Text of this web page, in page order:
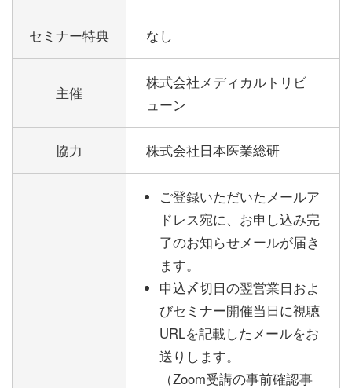
セミナー特典 なし
主催
株式会社メディカルトリビ
ューン
協力 株式会社日本医業総研
ご登録いただいたメールア
ドレス宛に、お申し込み完
了のお知らせメールが届き
ます。
申込〆切日の翌営業日およ
びセミナー開催当日に視聴
URLを記載したメールをお
送りします。
（Zoom受講の事前確認事